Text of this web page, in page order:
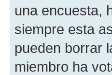
una encuesta,
siempre esta
pueden borrar
miembro ha